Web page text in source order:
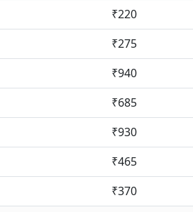
₹220
₹275
₹940
₹685
₹930
₹465
₹370